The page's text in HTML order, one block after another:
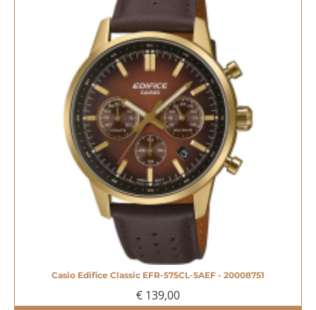
Casio Edifice Classic EFR-575CL-5AEF - 20008751
€ 139,00